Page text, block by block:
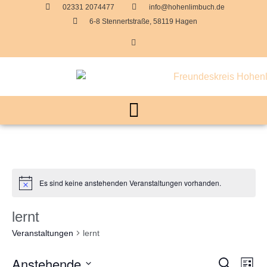
02331 2074477
info@hohenlimbuch.de
6-8 Stennertstraße, 58119 Hagen
Es sind keine anstehenden Veranstaltungen vorhanden.
lernt
Veranstaltungen lernt
Suche